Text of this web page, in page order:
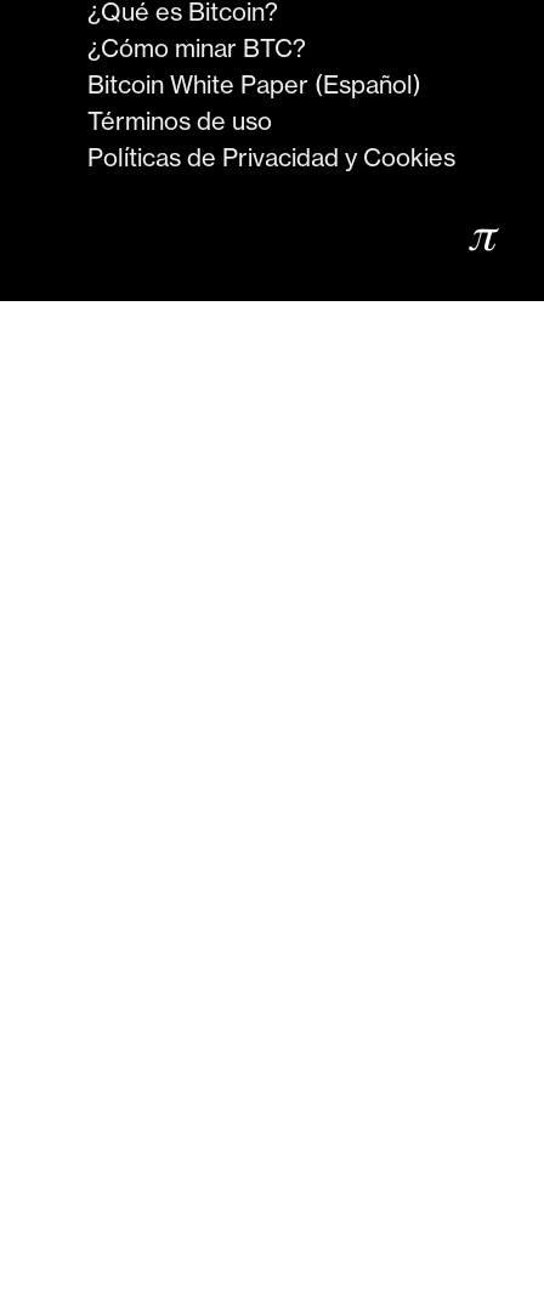
¿Qué es Bitcoin?
¿Cómo minar BTC?
Bitcoin White Paper (Español)
Términos de uso
Políticas de Privacidad y Cookies
𝜋